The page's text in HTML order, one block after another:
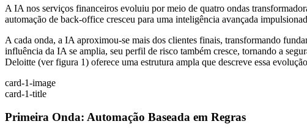
A IA nos serviços financeiros evoluiu por meio de quatro ondas
automação de back-office cresceu para uma inteligência avançada
A cada onda, a IA aproximou-se mais dos clientes finais, transformando
influência da IA se amplia, seu perfil de risco também cresce, tornando a
Deloitte (ver figura 1) oferece uma estrutura ampla que descreve essa
card-1-image
card-1-title
Primeira Onda: Automação Baseada em Regras